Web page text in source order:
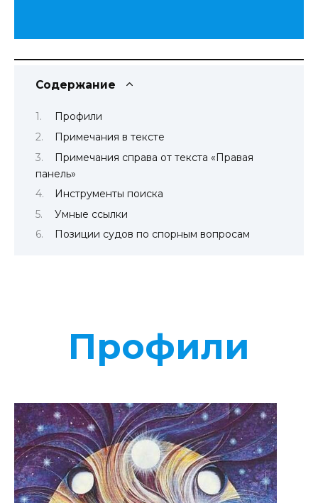
Содержание
Профили
Примечания в тексте
Примечания справа от текста «Правая
панель»
Инструменты поиска
Умные ссылки
Позиции судов по спорным вопросам
Профили